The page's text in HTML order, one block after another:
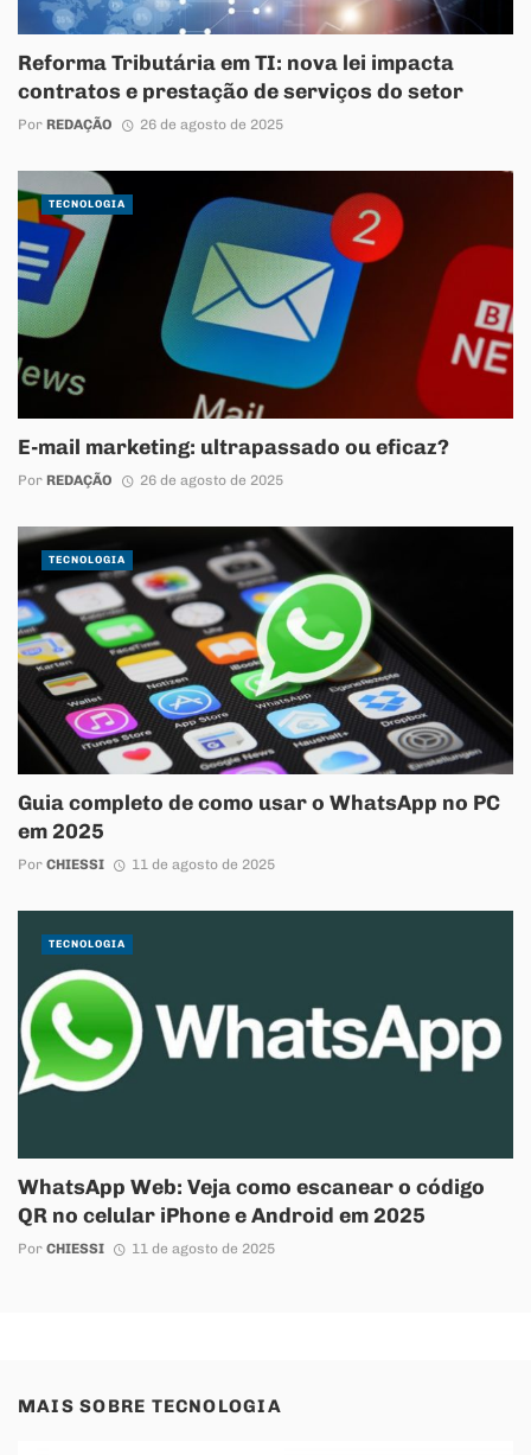
Reforma Tributária em TI: nova lei impacta
contratos e prestação de serviços do setor
Por REDAÇÃO 26 de agosto de 2025
E-mail marketing: ultrapassado ou eficaz?
Por REDAÇÃO 26 de agosto de 2025
TECNOLOGIA
Guia completo de como usar o WhatsApp no PC
em 2025
Por CHIESSI 11 de agosto de 2025
TECNOLOGIA
WhatsApp Web: Veja como escanear o código
QR no celular iPhone e Android em 2025
Por CHIESSI 11 de agosto de 2025
TECNOLOGIA
MAIS SOBRE TECNOLOGIA